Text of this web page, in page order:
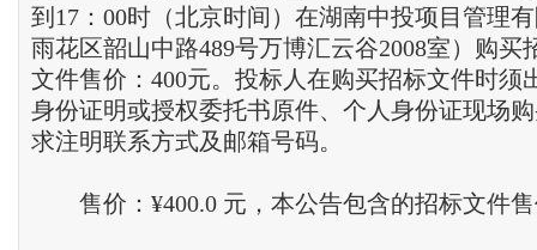
到17：00时（北京时间）在湖南中投项目管理
雨花区韶山中路489号万博汇云谷2008室）购买
文件售价：400元。投标人在购买招标文件时须
身份证明或授权委托书原件、个人身份证现场
求注明联系方式及邮箱号码。
售价：¥400.0 元，本公告包含的招标文件售